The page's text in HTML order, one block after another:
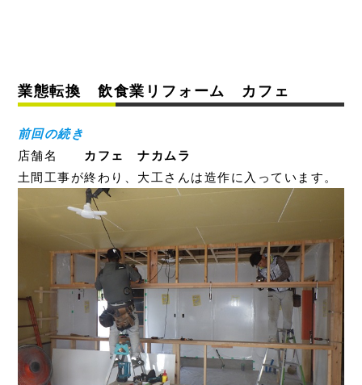
業態転換 飲食業リフォーム カフェ
前回の続き
店舗名 カフェ ナカムラ
土間工事が終わり、大工さんは造作に入っています。